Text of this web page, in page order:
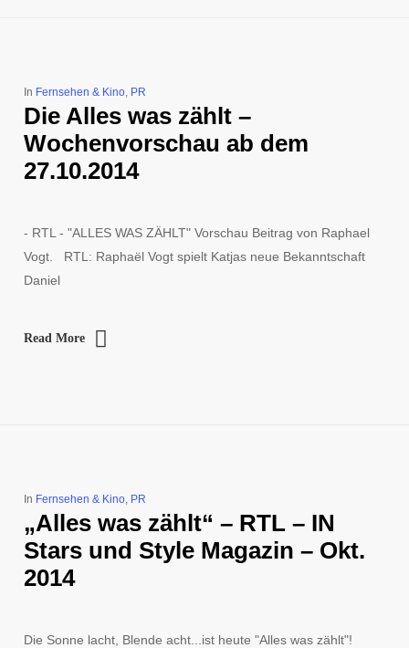
In Fernsehen & Kino, PR
Die Alles was zählt –
Wochenvorschau ab dem
27.10.2014
- RTL - "ALLES WAS ZÄHLT" Vorschau Beitrag von Raphael
Vogt. RTL: Raphaël Vogt spielt Katjas neue Bekanntschaft
Daniel
Read More
In Fernsehen & Kino, PR
„Alles was zählt“ – RTL – IN
Stars und Style Magazin – Okt.
2014
Die Sonne lacht, Blende acht...ist heute "Alles was zählt"!